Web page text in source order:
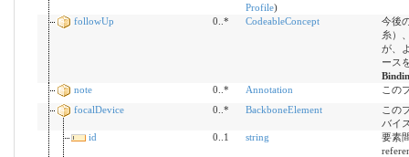
Profile)
followUp 0..* CodeableConcept
今後
糸）
が、
ース
note
0..* Annotation
この
focalDevice
0..* BackboneElement
この
バイ
id
0..1 string
要素